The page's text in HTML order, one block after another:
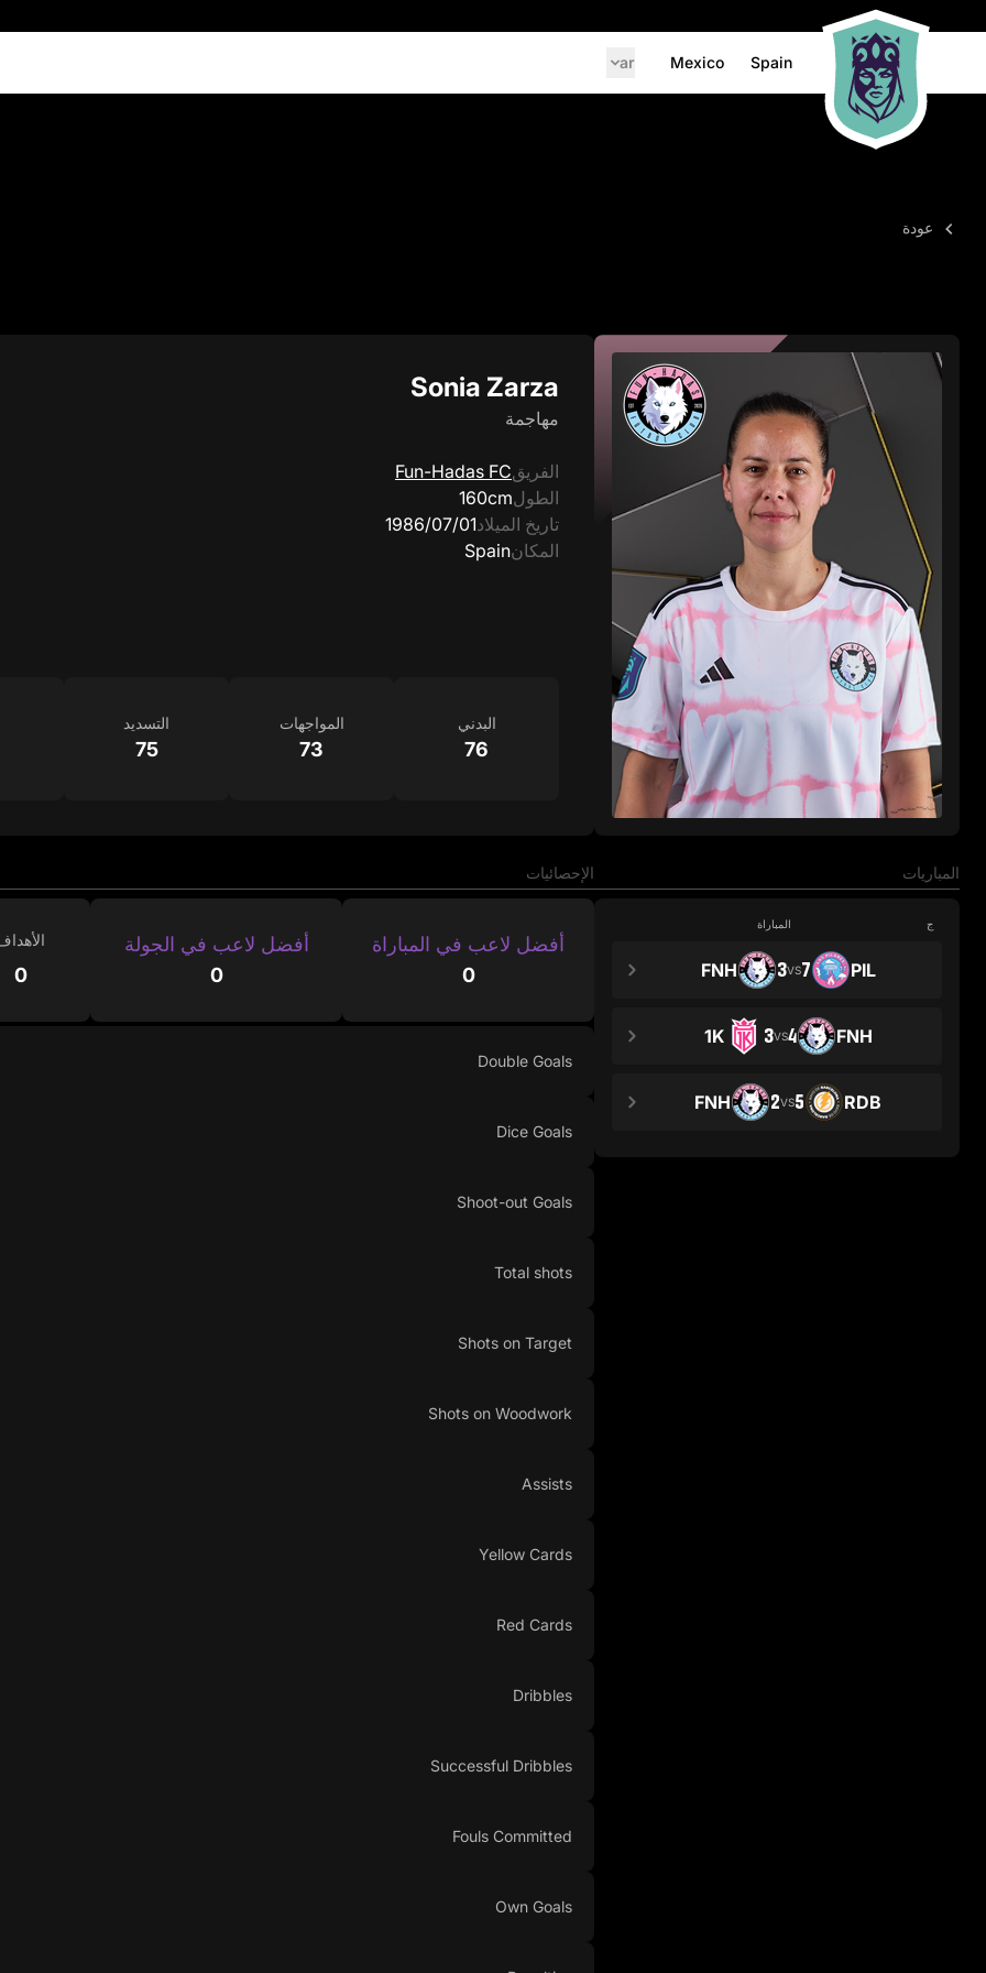
Spain
Mexico
ar
عودة
Sonia Zarza
مهاجمة
الفريقFun-Hadas FC
الطول160cm
تاريخ الميلاد01‏/07‏/1986
المكانSpain
البدني
76
المواجهات
73
التسديد
75
المباريات
ج المباراة
PIL
7
VS
3
FNH
FNH
4
VS
3
1K
RDB
5
VS
2
FNH
الإحصائيات
أفضل لاعب في المباراة
0
أفضل لاعب في الجولة
0
0
Double Goals
Dice Goals
Shoot-out Goals
Total shots
Shots on Target
Shots on Woodwork
Assists
Yellow Cards
Red Cards
Dribbles
Successful Dribbles
Fouls Committed
Own Goals